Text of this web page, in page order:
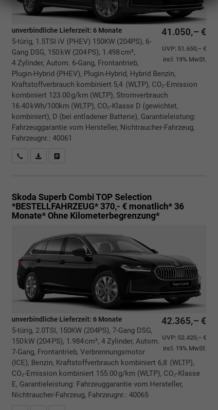
41.050,– €
UVP: 51.650,– €
incl. 19% MwSt.
unverbindliche Lieferzeit: 6 Monate
5-türig, 1.5TSI iV (PHEV) 150KW (204PS), 6-
Gang DSG, 150 kW (204 PS), 1.498 cm³,
4 Zylinder, Autom. 6-Gang, Frontantrieb,
Plugin-Hybrid (PHEV), Plugin-Hybrid, Hybrid Benzin,
Kraftstoffverbrauch kombiniert 5,4 (WLTP), CO₂-Emission
kombiniert 123.00 g/km (WLTP), Stromverbrauch
16.40 kWh/100km (WLTP), CO₂-Klasse D (gewichtet,
kombiniert), D (bei entladener Batterie), Garantieleistung:
Fahrzeuggarantie vom Hersteller, Nichtraucher-Fahrzeug,
Fahrzeugnr.: 40061
Rückrufbitte absenden
PDF-Datei, Fahrzeugexposé drucken
Skoda Superb CombiTOP Selection
*BESTELLFAHRZEUG* 370,- € monatlich* 36
Monate* Ohne Kilometerbegrenzung*
42.365,– €
UVP: 52.420,– €
incl. 19% MwSt.
unverbindliche Lieferzeit: 6 Monate
5-türig, 2.0TSI, 150KW (204PS), 7-Gang DSG,
150 kW (204 PS), 1.984 cm³, 4 Zylinder, Autom.
7-Gang, Frontantrieb, Verbrennungsmotor
(ICE), Benzin, Kraftstoffverbrauch kombiniert 6,8 (WLTP),
CO₂-Emission kombiniert 155.00 g/km (WLTP), CO₂-Klasse
E, Garantieleistung: Fahrzeuggarantie vom Hersteller,
Nichtraucher-Fahrzeug, Fahrzeugnr.: 40065